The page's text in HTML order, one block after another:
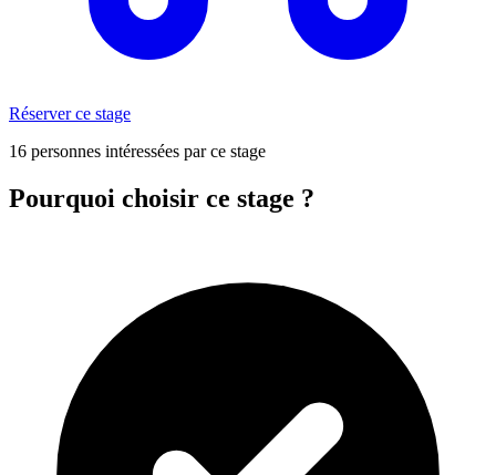
Réserver ce stage
16 personnes intéressées par ce stage
Pourquoi choisir ce stage ?